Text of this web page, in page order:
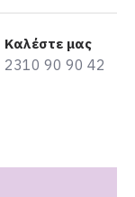
Καλέστε μας
2310 90 90 42